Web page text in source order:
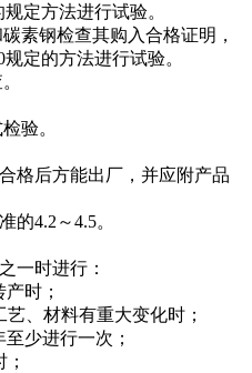
定方法进行试验。
钢检查其购入合格证明，
定的方法进行试验。
验。
后方能出厂，并应附产品
4.2～4.5。
时进行：
时；
、材料有重大变化时；
少进行一次；